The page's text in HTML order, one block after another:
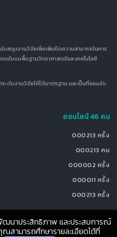
สนุนงานวิจัยเพื่อเพิ่มขีดความสามารถในการ
รับบนพื้นฐานวิทยาศาสตร์และเทคโนโลยี
บงานวิจัยให้ได้มาตรฐาน และเป็นที่ยอมรับ
ออนไลน์ 46 คน
000213 ครั้ง
000213 คน
000002 ครั้ง
000011 ครั้ง
000213 ครั้ง
นาประสิทธิภาพ และประสบการณ์
สามารถศึกษารายละเอียดได้ที่